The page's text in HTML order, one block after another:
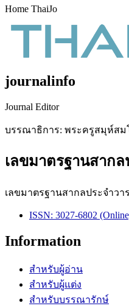
Home ThaiJo
journalinfo
Journal Editor
บรรณาธิการ: พระครูสมุห์สม
เลขมาตรฐานสากล
เลขมาตรฐานสากลประจำวา
ISSN: 3027-6802
Information
สำหรับผู้อ่าน
สำหรับผู้แต่ง
สำหรับบรรณารักษ์